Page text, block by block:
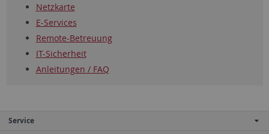
Netzkarte
E-Services
Remote-Betreuung
IT-Sicherheit
Anleitungen / FAQ
Service